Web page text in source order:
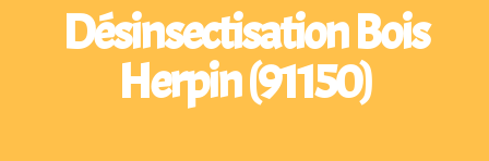
Désinsectisation Bois
Herpin (91150)